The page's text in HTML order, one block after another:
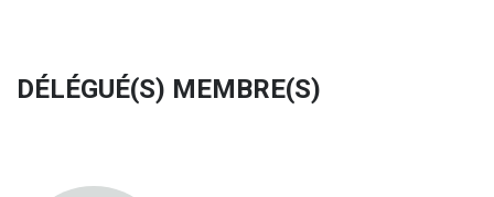
DÉLÉGUÉ(S) MEMBRE(S)